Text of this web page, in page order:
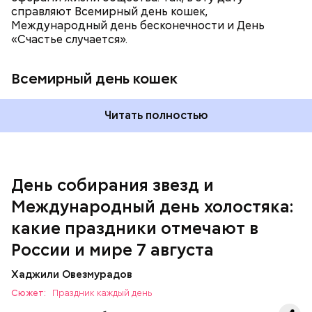
справляют Всемирный день кошек,
Международный день бесконечности и День
«Счастье случается».
Всемирный день кошек
Читать полностью
День собирания звезд и
Международный день холостяка:
какие праздники отмечают в
России и мире 7 августа
Хаджили Овезмурадов
Сюжет:
Праздник каждый день
Спагетти из кабачков